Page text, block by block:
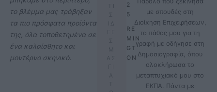
το βλέμμα μας τράβηξαν
τα πιο πρόσφατα προϊόντα
της, όλα τοποθετημένα σε
ένα καλαίσθητο και
μοντέρνο σκηνικό.
Σ
ΙΔ
Σ
Μ
ΑΣ
Α
2
5
RE
MIN
GT
ON
με σπουδές στη
Διοίκηση Επιχειρήσεων,
το πάθος μου για τη
γραφή με οδήγησε στη
Δημοσιογραφία, όπου
ολοκλήρωσα το
μεταπτυχιακό μου στο
ΕΚΠΑ. Πάντα με